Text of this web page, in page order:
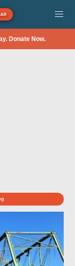
Donate Now.